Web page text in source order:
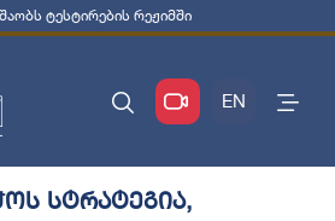
ტესტირების რეჟიმში
EN
სტრატეგია,